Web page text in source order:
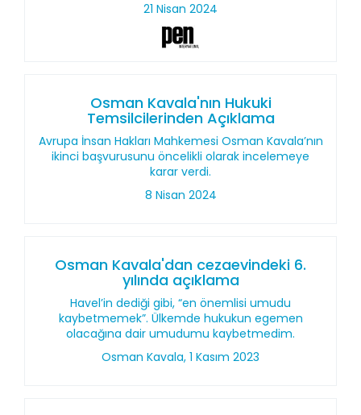
21 Nisan 2024
Osman Kavala'nın Hukuki
Temsilcilerinden Açıklama
Avrupa İnsan Hakları Mahkemesi Osman Kavala’nın
ikinci başvurusunu öncelikli olarak incelemeye
karar verdi.
8 Nisan 2024
Osman Kavala'dan cezaevindeki 6.
yılında açıklama
Havel’in dediği gibi, “en önemlisi umudu
kaybetmemek”. Ülkemde hukukun egemen
olacağına dair umudumu kaybetmedim.
Osman Kavala, 1 Kasım 2023